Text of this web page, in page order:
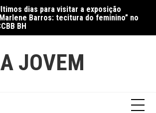
Barros: tecitura do feminino” no
BHMangili transforma beleza e
em conexão real nas redes
JOVEM